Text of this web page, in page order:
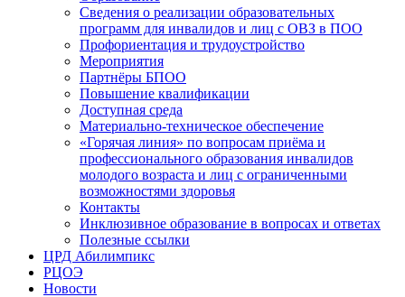
Сведения о реализации образовательных
программ для инвалидов и лиц с ОВЗ в ПОО
Профориентация и трудоустройство
Мероприятия
Партнёры БПОО
Повышение квалификации
Доступная среда
Материально-техническое обеспечение
«Горячая линия» по вопросам приёма и
профессионального образования инвалидов
молодого возраста и лиц с ограниченными
возможностями здоровья
Контакты
Инклюзивное образование в вопросах и ответах
Полезные ссылки
ЦРД Абилимпикс
РЦОЭ
Новости